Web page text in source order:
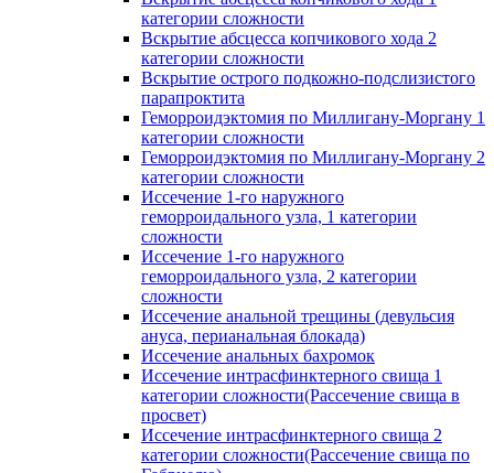
категории сложности
Вскрытие абсцесса копчикового хода 2
категории сложности
Вскрытие острого подкожно-подслизистого
парапроктита
Геморроидэктомия по Миллигану-Моргану 1
категории сложности
Геморроидэктомия по Миллигану-Моргану 2
категории сложности
Иссечение 1-го наружного
геморроидального узла, 1 категории
сложности
Иссечение 1-го наружного
геморроидального узла, 2 категории
сложности
Иссечение анальной трещины (девульсия
ануса, перианальная блокада)
Иссечение анальных бахромок
Иссечение интрасфинктерного свища 1
категории сложности(Рассечение свища в
просвет)
Иссечение интрасфинктерного свища 2
категории сложности(Рассечение свища по